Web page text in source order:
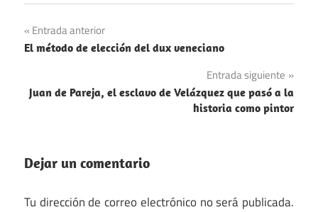
Navegación
de
entradas
Entrada anterior
El método de elección del dux veneciano
Entrada siguiente
Juan de Pareja, el esclavo de Velázquez que pasó a la
historia como pintor
Dejar un comentario
Tu dirección de correo electrónico no será publicada.